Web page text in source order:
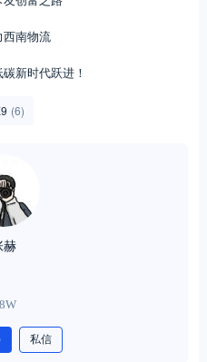
西南物流
新时代跃进！
(6)
赫
私信